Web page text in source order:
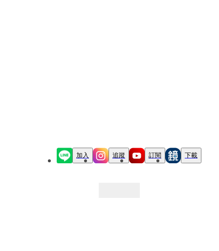
加入 追蹤 訂閱 下載